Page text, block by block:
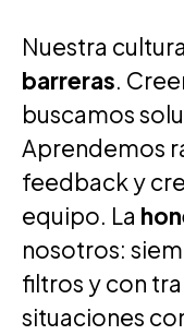
Nuestra
barreras.
buscamos
Aprendemos
feedback y
equipo. La
nosotros:
filtros y con
situaciones